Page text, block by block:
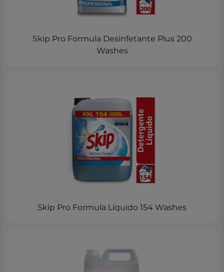
Skip Pro Formula Desinfetante Plus 200
Washes
Skip Pro Formula Líquido 154 Washes